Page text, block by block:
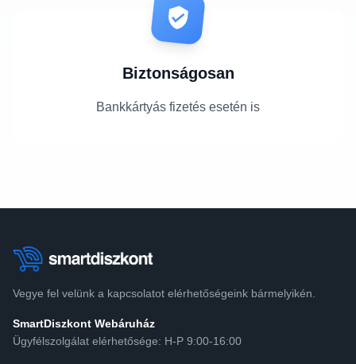
Biztonságosan
Bankkártyás fizetés esetén is
Vegye fel velünk a kapcsolatot elérhetőségeink bármelyikén.
SmartDiszkont Webáruház
Ügyfélszolgálat elérhetősége: H-P 9:00-16:00